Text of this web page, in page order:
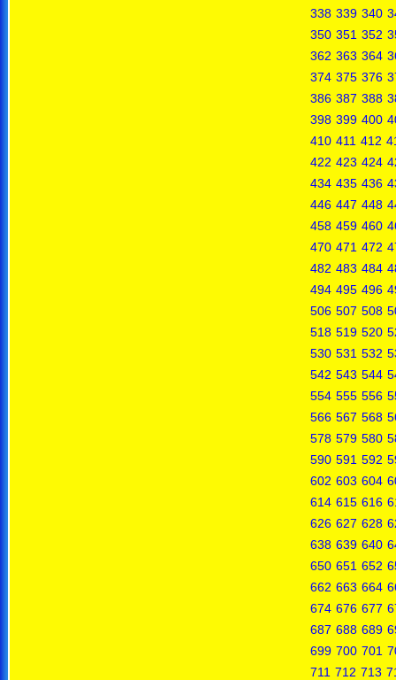
338 339 340
350 351 352
362 363 364
374 375 376
386 387 388
398 399 400
410 411 412
422 423 424
434 435 436
446 447 448
458 459 460
470 471 472
482 483 484
494 495 496
506 507 508
518 519 520
530 531 532
542 543 544
554 555 556
566 567 568
578 579 580
590 591 592
602 603 604
614 615 616
626 627 628
638 639 640
650 651 652
662 663 664
674 676 677
687 688 689
699 700 701
711 712 713